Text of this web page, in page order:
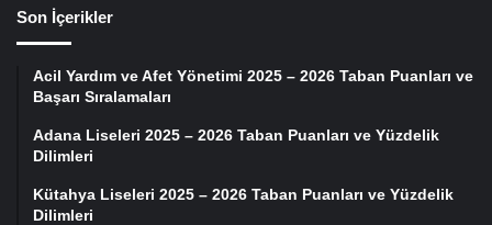
Son İçerikler
Acil Yardım ve Afet Yönetimi 2025 – 2026 Taban Puanları ve
Başarı Sıralamaları
Adana Liseleri 2025 – 2026 Taban Puanları ve Yüzdelik
Dilimleri
Kütahya Liseleri 2025 – 2026 Taban Puanları ve Yüzdelik
Dilimleri